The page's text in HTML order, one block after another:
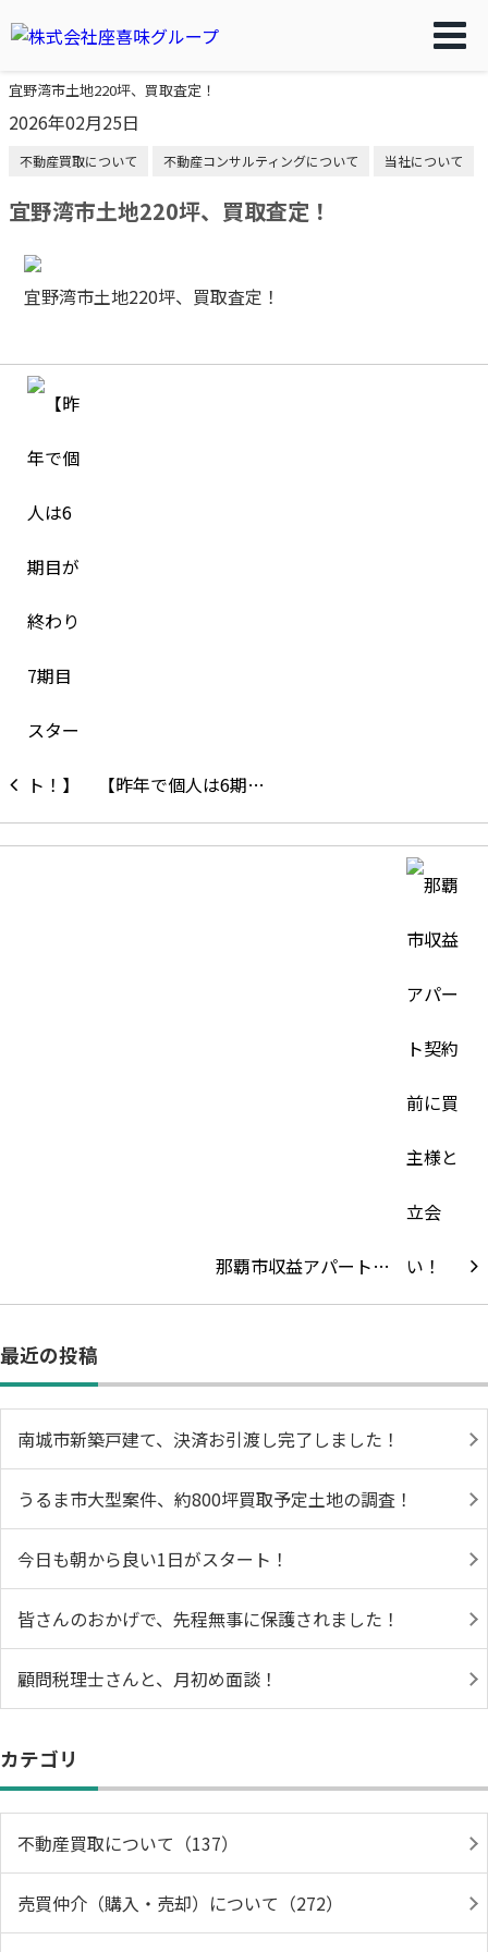
宜野湾市土地220坪、買取査定！
2026年02月25日
不動産買取について 不動産コンサルティングについて 当社について
宜野湾市土地220坪、買取査定！
宜野湾市土地220坪、買取査定！
【昨年で個人は6期…
那覇市収益アパート…
最近の投稿
南城市新築戸建て、決済お引渡し完了しました！
うるま市大型案件、約800坪買取予定土地の調査！
今日も朝から良い1日がスタート！
皆さんのおかげで、先程無事に保護されました！
顧問税理士さんと、月初め面談！
カテゴリ
不動産買取について（137）
売買仲介（購入・売却）について（272）